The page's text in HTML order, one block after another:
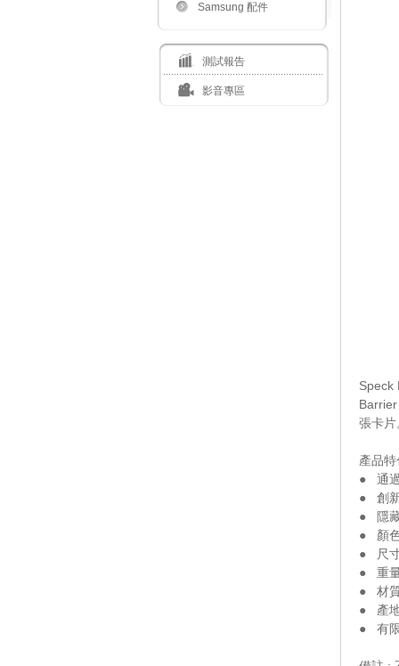
Samsung 配件
測試報告
影音專區
Speck
張卡片
產品
● 通
● 創
● 隱
● 顏
● 尺
● 重
● 材
● 產
● 有